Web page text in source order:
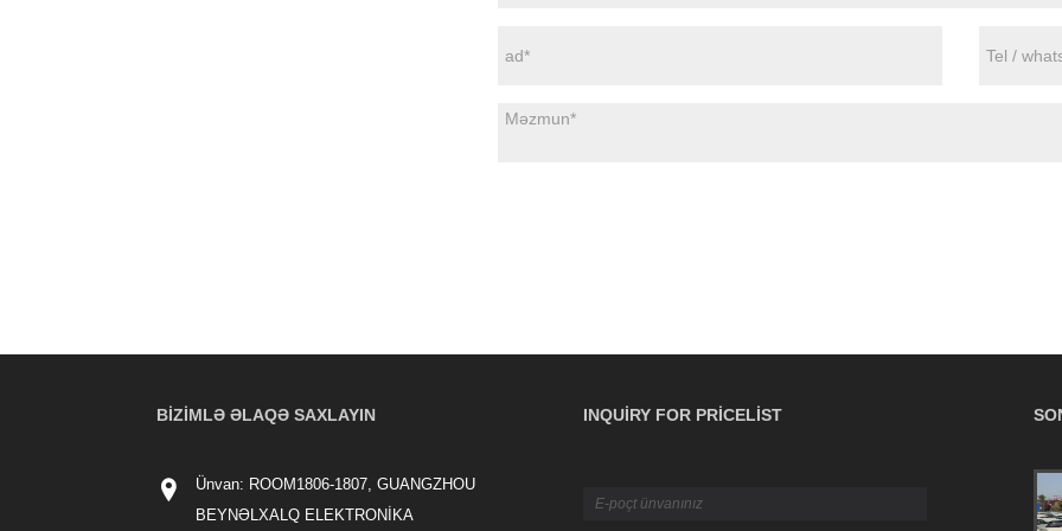
BIZIMLƏ ƏLAQƏ SAXLAYIN
Ünvan: ROOM1806-1807, GUANGZHOU
BEYNƏLXALQ ELEKTRONİKA
INQUIRY FOR PRICELIST